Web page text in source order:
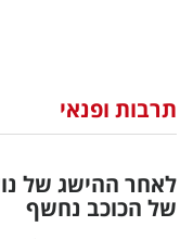
וצרכנות
דיגיטל
תרבות ופנאי
לאחר ההישג של
של הכוכב נחשף